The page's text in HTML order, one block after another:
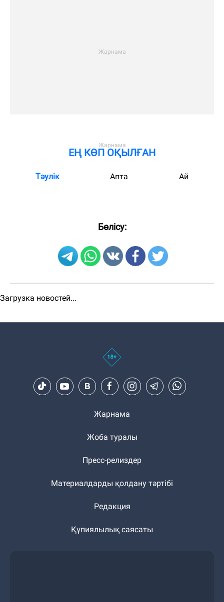
ЕҢ КӨП ОҚЫЛҒАН
Тәулік Апта Ай
Бөлісу:
Загрузка новостей...
Жарнама
Жоба туралы
Пресс-релиздер
Материалдарды қолдану тәртібі
Редакция
Құпиялылық саясаты